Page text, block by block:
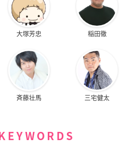
大塚芳忠 稲田徹
斉藤壮馬 三宅健太
KEYWORDS